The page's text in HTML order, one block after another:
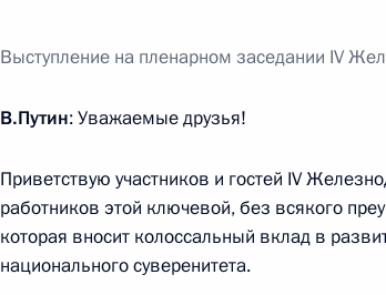
19 декабря 2023 года, вторник
Вручение медалей «Золотая Звезда»
19 декабря 2023 года, 17:10 Москва
Выступление на пленарном заседании IV
В.Путин: Уважаемые друзья!
Приветствую участников и гостей IV
работников этой ключевой, без всякого
которая вносит колоссальный вклад в
национального суверенитета.